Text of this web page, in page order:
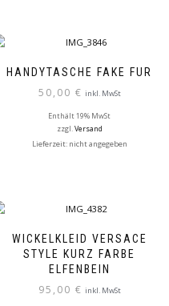
HANDYTASCHE FAKE FUR
50,00 € inkl. MwSt
Enthält 19% MwSt
zzgl.Versand
Lieferzeit: nicht angegeben
WICKELKLEID VERSACE
STYLE KURZ FARBE
ELFENBEIN
95,00 € inkl. MwSt